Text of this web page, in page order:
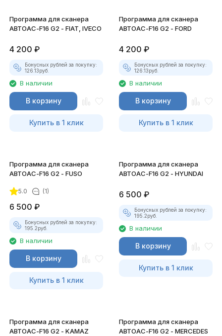
Программа для сканера
АВТОАС-F16 G2 - FIAT, IVECO
4 200 ₽
Бонусных рублей за покупку:
126.13руб.
В наличии
В корзину
Купить в 1 клик
Программа для сканера
АВТОАС-F16 G2 - FORD
4 200 ₽
Бонусных рублей за покупку:
126.13руб.
В наличии
В корзину
Купить в 1 клик
Программа для сканера
АВТОАС-F16 G2 - FUSO
5.0 (1)
6 500 ₽
Бонусных рублей за покупку:
195.2руб.
В наличии
В корзину
Купить в 1 клик
Программа для сканера
АВТОАС-F16 G2 - HYUNDAI
6 500 ₽
Бонусных рублей за покупку:
195.2руб.
В наличии
В корзину
Купить в 1 клик
Программа для сканера
АВТОАС-F16 G2 - KAMAZ
Программа для сканера
АВТОАС-F16 G2 - MERCEDES